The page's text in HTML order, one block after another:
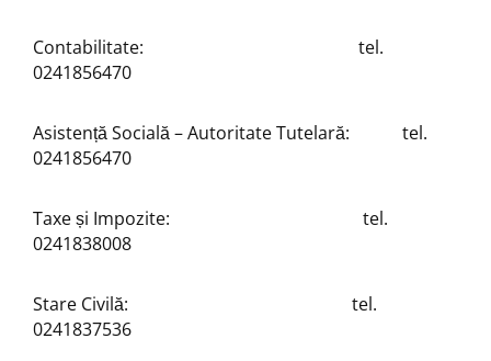
Contabilitate: tel.
0241856470
Asistență Socială – Autoritate Tutelară: tel.
0241856470
Taxe și Impozite: tel.
0241838008
Stare Civilă: tel.
0241837536